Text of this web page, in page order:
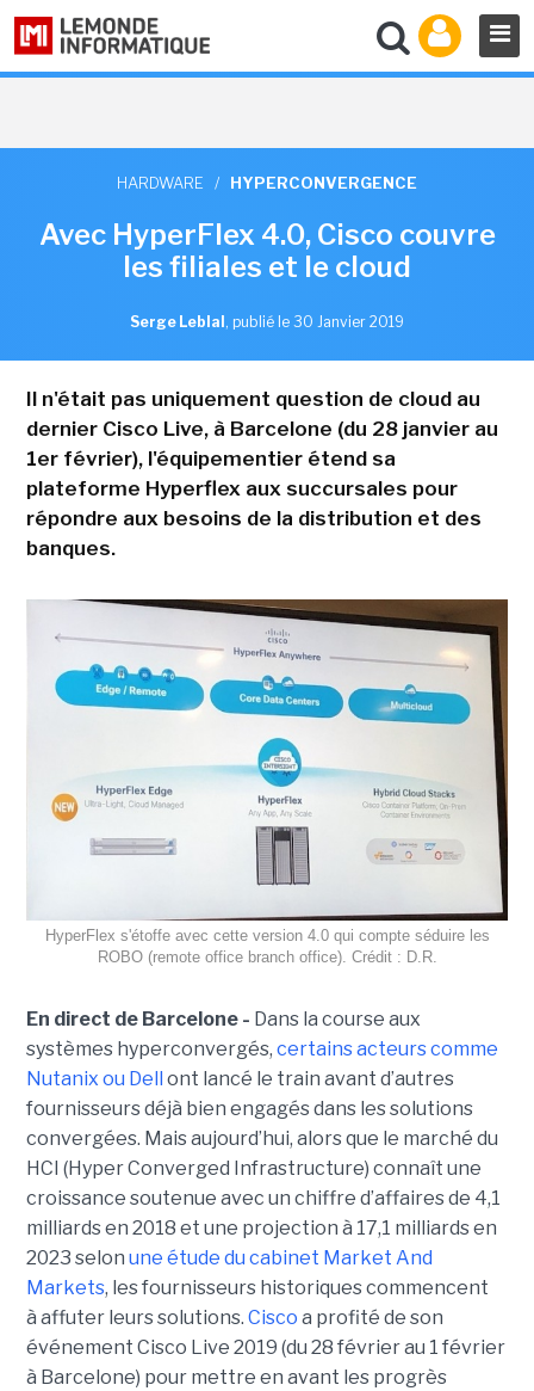
HARDWARE / HYPERCONVERGENCE
Avec HyperFlex 4.0, Cisco couvre
les filiales et le cloud
Serge Leblal , publié le 30 Janvier 2019
Il n'était pas uniquement question de cloud au
dernier Cisco Live, à Barcelone (du 28 janvier au
1er février), l'équipementier étend sa
plateforme Hyperflex aux succursales pour
répondre aux besoins de la distribution et des
banques.
HyperFlex s'étoffe avec cette version 4.0 qui compte séduire les
ROBO (remote office branch office). Crédit : D.R.
En direct de Barcelone - Dans la course aux
systèmes hyperconvergés, certains acteurs comme
Nutanix ou Dell
ont lancé le train avant d’autres
fournisseurs déjà bien engagés dans les solutions
convergées. Mais aujourd’hui, alors que le marché du
HCI (Hyper Converged Infrastructure) connaît une
croissance soutenue avec un chiffre d’affaires de 4,1
milliards en 2018 et une projection à 17,1 milliards en
2023 selon une étude du cabinet Market And
Markets, les fournisseurs historiques commencent
à affuter leurs solutions. Cisco a profité de son
événement Cisco Live 2019 (du 28 février au 1 février
à Barcelone) pour mettre en avant les progrès